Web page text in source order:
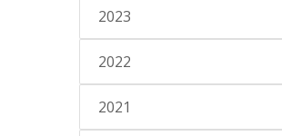
2023
2022
2021